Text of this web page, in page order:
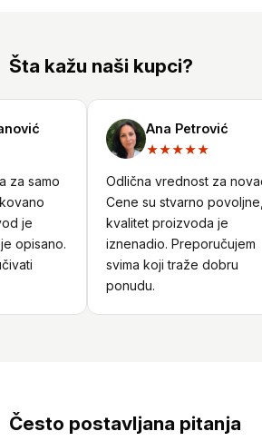
Šta kažu naši kupci?
samo
je
opisano.
Ana Petrović
★★★★★
Odlična vrednost za novac.
Cene su stvarno povoljne, a
kvalitet proizvoda je
iznenadio. Preporučujem
svima koji traže dobru
ponudu.
Često postavljana pitanja